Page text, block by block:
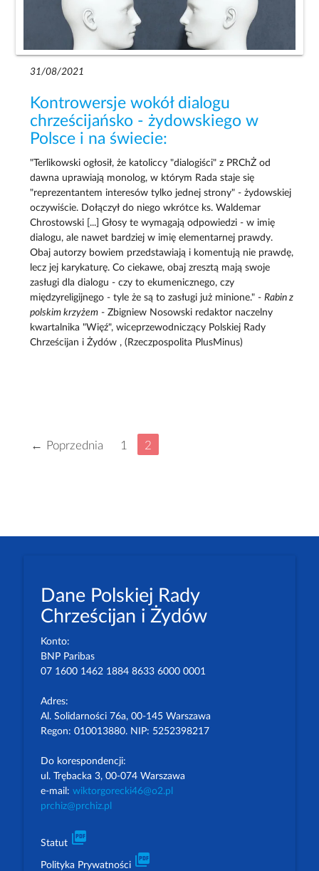
31/08/2021
Kontrowersje wokół dialogu
chrześcijańsko - żydowskiego w
Polsce i na świecie:
"Terlikowski ogłosił, że katoliccy "dialogiści" z PRChŻ od
dawna uprawiają monolog, w którym Rada staje się
"reprezentantem interesów tylko jednej strony" - żydowskiej
oczywiście. Dołączył do niego wkrótce ks. Waldemar
Chrostowski [...] Głosy te wymagają odpowiedzi - w imię
dialogu, ale nawet bardziej w imię elementarnej prawdy.
Obaj autorzy bowiem przedstawiają i komentują nie prawdę,
lecz jej karykaturę. Co ciekawe, obaj zresztą mają swoje
zasługi dla dialogu - czy to ekumenicznego, czy
międzyreligijnego - tyle że są to zasługi już minione." -Rabin z
polskim krzyżem - Zbigniew Nosowski redaktor naczelny
kwartalnika "Więź", wiceprzewodniczący Polskiej Rady
Chrześcijan i Żydów , (Rzeczpospolita PlusMinus)
← Poprzednia 1 2
Dane Polskiej Rady
Chrześcijan i Żydów
Konto:
BNP Paribas
07 1600 1462 1884 8633 6000 0001
Adres:
Al. Solidarności 76a, 00-145 Warszawa
Regon: 010013880. NIP: 5252398217
Do korespondencji:
ul. Trębacka 3, 00-074 Warszawa
e-mail: wiktorgorecki46@o2.pl
prchiz@prchiz.pl
Statut picture_as_pdf
Polityka Prywatności picture_as_pdf